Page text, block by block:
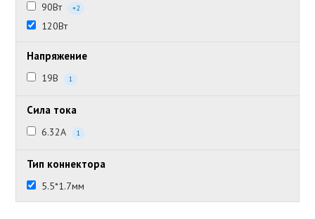
90Вт +2
120Вт
Напряжение
19В 1
Сила тока
6.32А 1
Тип коннектора
5.5*1.7мм